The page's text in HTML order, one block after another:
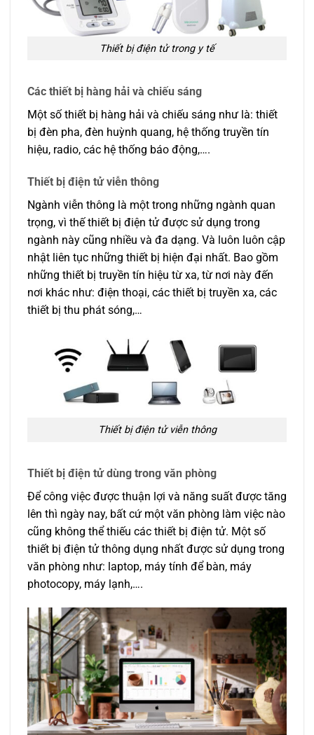
Thiết bị điện tử trong y tế
Các thiết bị hàng hải và chiếu sáng
Một số thiết bị hàng hải và chiếu sáng như là: thiết
bị đèn pha, đèn huỳnh quang, hệ thống truyền tín
hiệu, radio, các hệ thống báo động,….
Thiết bị điện tử viễn thông
Ngành viễn thông là một trong những ngành quan
trọng, vì thế thiết bị điện tử được sử dụng trong
ngành này cũng nhiều và đa dạng. Và luôn luôn cập
nhật liên tục những thiết bị hiện đại nhất. Bao gồm
những thiết bị truyền tín hiệu từ xa, từ nơi này đến
nơi khác như: điện thoại, các thiết bị truyền xa, các
thiết bị thu phát sóng,…
Thiết bị điện tử viễn thông
Thiết bị điện tử dùng trong văn phòng
Để công việc được thuận lợi và năng suất được tăng
lên thì ngày nay, bất cứ một văn phòng làm việc nào
cũng không thể thiếu các thiết bị điện tử. Một số
thiết bị điện tử thông dụng nhất được sử dụng trong
văn phòng như: laptop, máy tính để bàn, máy
photocopy, máy lạnh,….